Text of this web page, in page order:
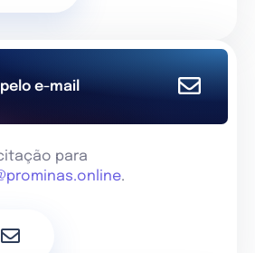
e-mail
para
.